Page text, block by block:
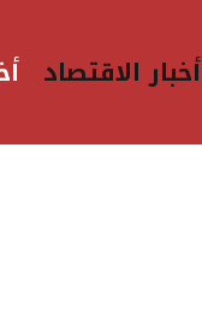
أخبار الاقتصاد